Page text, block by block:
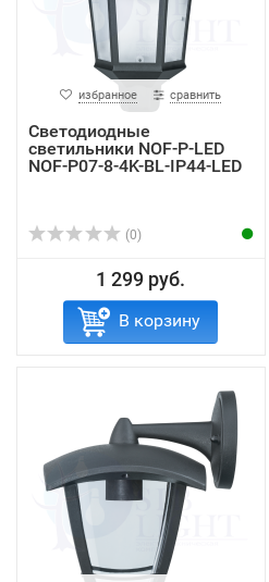
избранное сравнить
Светодиодные
светильники NOF-P-LED
NOF-P07-8-4K-BL-IP44-LED
(0)
1 299 руб.
В корзину